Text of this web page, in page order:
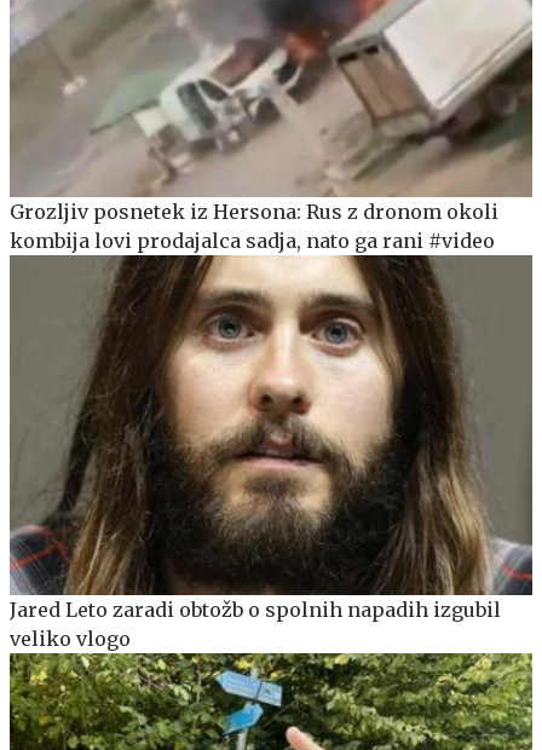
Grozljiv posnetek iz Hersona: Rus z dronom okoli
kombija lovi prodajalca sadja, nato ga rani #video
Jared Leto zaradi obtožb o spolnih napadih izgubil
veliko vlogo